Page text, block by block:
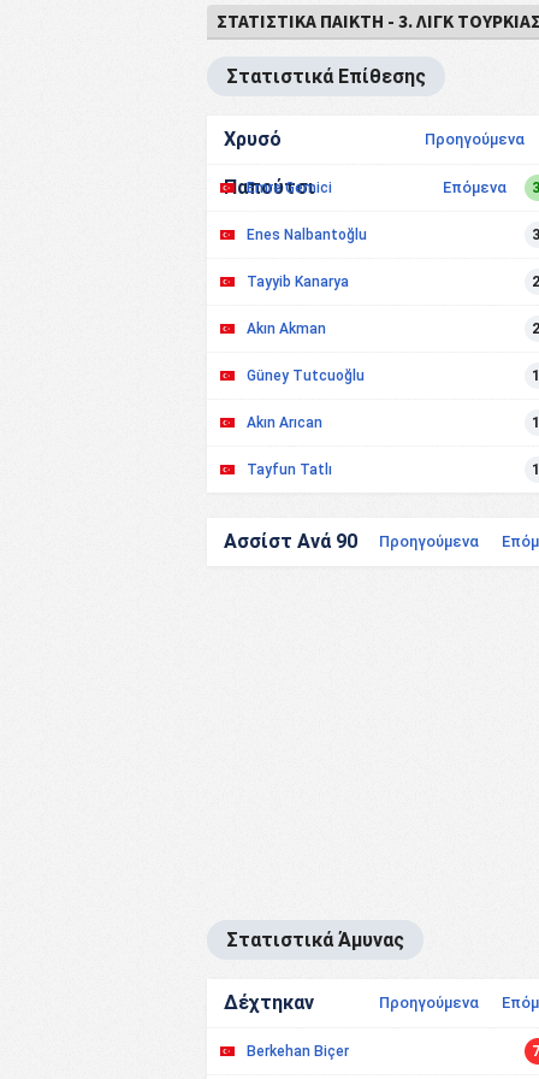
ΣΤΑΤΙΣΤΙΚΆ ΠΑΊΚΤΗ - 3. ΛΙΓΚ
Στατιστικά Επίθεσης
Χρυσό
Παπούτσι
Προηγούμενα
Επόμενα
Emre Gemici 3
Enes Nalbantoğlu 3
Tayyib Kanarya 2
Akın Akman 2
Güney Tutcuoğlu 1
Akın Arıcan 1
Tayfun Tatlı 1
Ασσίστ Ανά 90 Προηγούμενα
Στατιστικά Άμυνας
Δέχτηκαν Προηγούμενα
Berkehan Biçer 7